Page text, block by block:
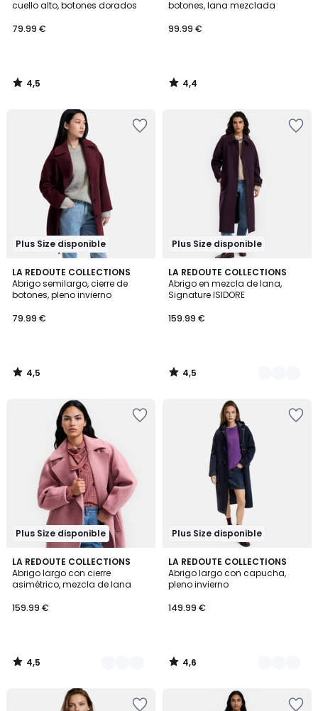
cuello alto, botones dorados
79.99 €
4,5
/
botones, lana mezclada
99.99 €
4,4
/
Plus Size disponible
LA REDOUTE COLLECTIONS
Abrigo semilargo, cierre de
botones, pleno invierno
79.99 €
4,5
/ 5
4,5
/
Plus Size disponible
LA REDOUTE COLLECTIONS
Abrigo en mezcla de lana,
Signature ISIDORE
159.99 €
4,5
/ 5
2
Colores
4,5
/
Plus Size disponible
LA REDOUTE COLLECTIONS
Abrigo largo con cierre
asimétrico, mezcla de lana
159.99 €
4,5
/ 5
2
Colores
4,5
/
Plus Size disponible
LA REDOUTE COLLECTIONS
Abrigo largo con capucha,
pleno invierno
149.99 €
4,6
/ 5
2
Colores
4,6
/